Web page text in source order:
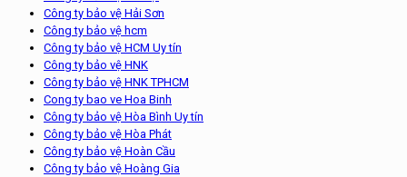
Công ty bảo vệ Hải Sơn
Công ty bảo vệ hcm
Công ty bảo vệ HCM Uy tín
Công ty bảo vệ HNK
Công ty bảo vệ HNK TPHCM
Cong ty bao ve Hoa Binh
Công ty bảo vệ Hòa Bình Uy tín
Công ty bảo vệ Hòa Phát
Công ty bảo vệ Hoàn Cầu
Công ty bảo vệ Hoàng Gia